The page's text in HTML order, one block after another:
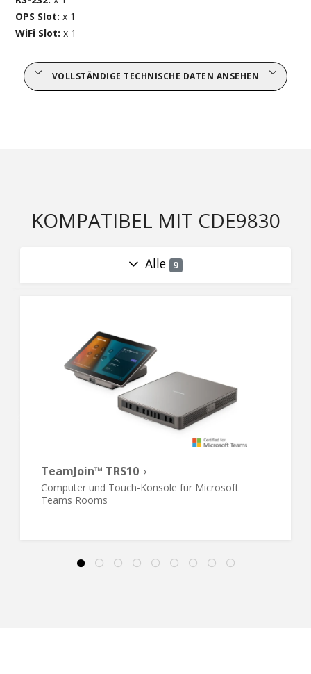
OPS Slot:x 1
WiFi Slot:x 1
VOLLSTÄNDIGE TECHNISCHE DATEN ANSEHEN
KOMPATIBEL MIT CDE9830
Alle 9
TeamJoin™ TRS10
Computer und Touch-Konsole für Microsoft
Teams Rooms